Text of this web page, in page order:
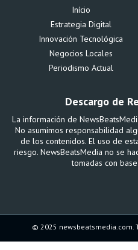
Início
Estrategia Digital
Innovación Tecnológica
Negocios Locales
Periodismo Actual
Descargo de
La información de
No asumimos responsabilidad
de los contenidos. El uso de
riesgo. NewsBeatsMedia no se
tomadas con
© 2025 newsbeatsmedia.com.